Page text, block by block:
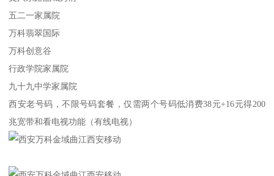
五二一家属院
万科翡翠国际
万科创意谷
行政学院家属院
九十九中学家属院
西安老号码，不限号码套餐，仅需两个号码低消费38元+16元得200
兆宽带和看电视功能（有线电视）